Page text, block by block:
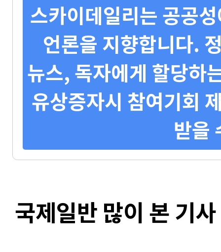
스카이데일리는 공공
언론을 지향합니다.
뉴스, 독자에게 할당하
유상증자시 참여기회
받을
국제일반 많이 본 기사